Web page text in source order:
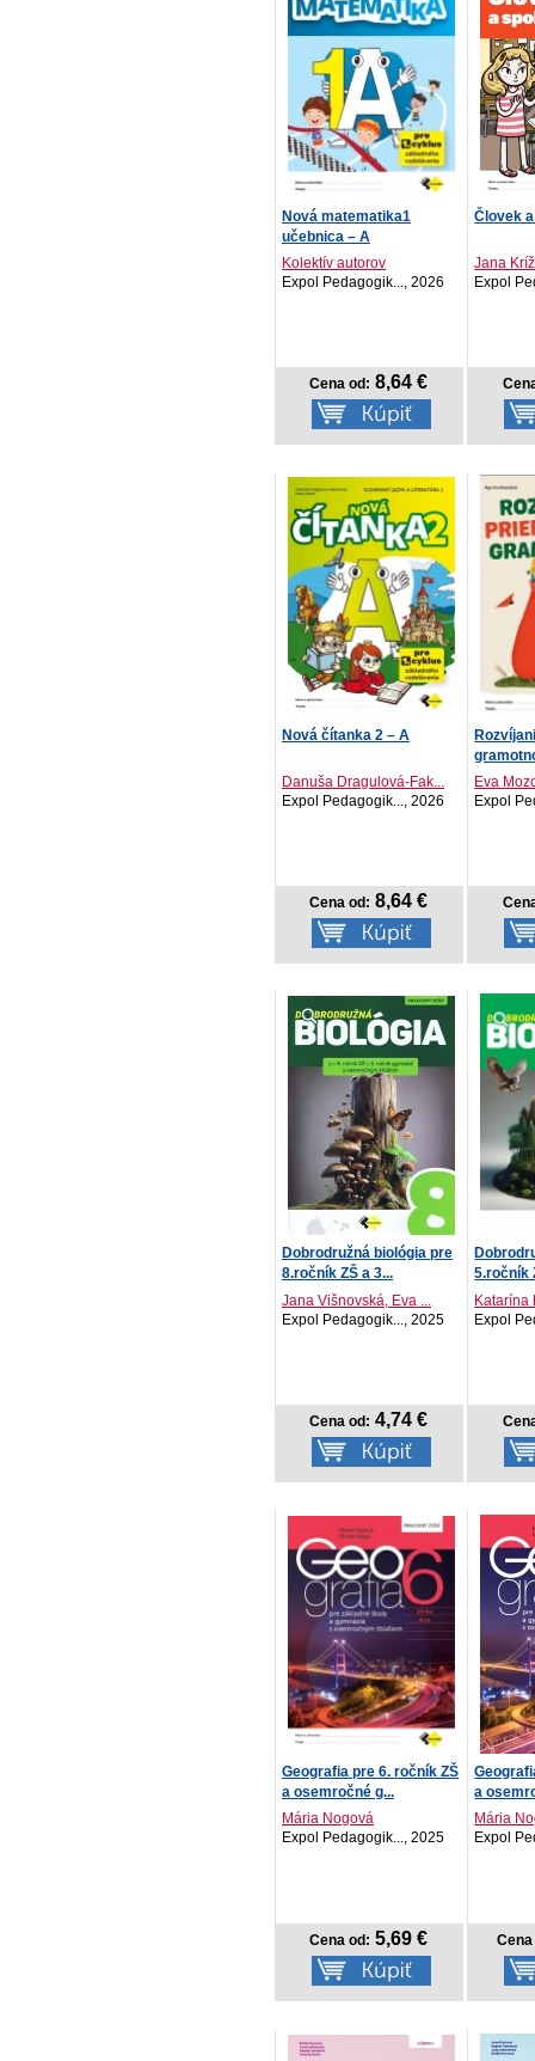
Nová matematika1
učebnica – A
Kolektív autorov
Expol Pedagogik..., 2026
Cena od: 8,64 €
Človek
Jana
Expol
Nová čítanka 2 – A
Danuša Dragulová-Fak...
Expol Pedagogik..., 2026
Cena od: 8,64 €
Eva
Expol
Dobrodružná biológia pre
8.ročník ZŠ a 3...
Jana Višnovská, Eva ...
Expol Pedagogik..., 2025
Cena od: 4,74 €
5.ročník
Katarína
Expol
Geografia pre 6. ročník ZŠ
a osemročné g...
Mária Nogová
Expol Pedagogik..., 2025
Cena od: 5,69 €
a
Mária
Expol